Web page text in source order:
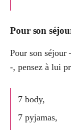
Pour son
Pour son séjour
-, pensez à lui
7 body,
7 pyjamas,